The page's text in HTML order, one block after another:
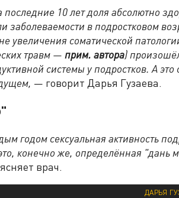
последние 10 лет доля абсолютно
заболеваемости в подростковом
увеличения соматической
травм — прим. автора)
системы у подростков. А
— говорит Дарья Гузаева.
годом сексуальная активность
конечно же, определённая "дань
врач.
ДАРЬЯ